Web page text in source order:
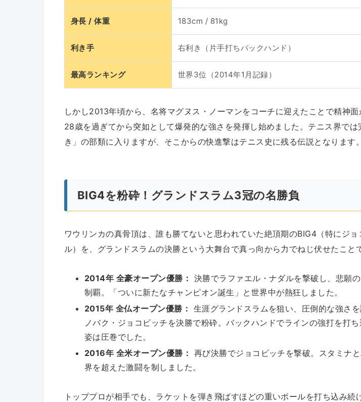
身長 / 体重 183cm / 81kg
利き手 右利き（片手打ちバックハンド）
最高ランキング 世界3位（2014年1月記録）
しかし2013年頃から、名将マグヌス・ノーマンをコーチに迎えたことで精神面
28歳を過ぎてから突如として爆発的な強さを発揮し始めました。テニス界では
き」の部類に入りますが、そこからの快進撃はテニス史に残る伝説となります。
BIG4を粉砕！グランドスラム3冠の名勝負
ワウリンカの真骨頂は、誰も勝てないと思われていた絶頂期のBIG4（特にジ
ル）を、グランドスラムの決勝という大舞台で真っ向から力でねじ伏せたこと
2014年 全豪オープン優勝： 決勝でラファエル・ナダルを撃破し、悲願
制覇。「ついに新たなチャンピオン誕生」と世界中が熱狂しました。
2015年 全仏オープン優勝： 生涯グランドスラムを狙い、圧倒的な強さ
ノバク・ジョコビッチを決勝で粉砕。バックハンドでラインの強打を打
姿は圧巻でした。
2016年 全米オープン優勝： 再び決勝でジョコビッチを撃破。スタミナ
界を超えた激闘を制しました。
トッププロが相手でも、ラケットを弾き飛ばすほどの重いボールを打ち込み続